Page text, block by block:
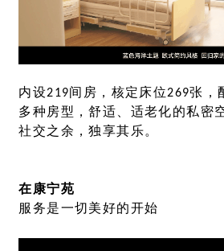
内设219间房，核定床位269张，
多种房型，舒适、适老化的私密
社交之余，独享其乐。
在康宁苑
服务是一切美好的开始